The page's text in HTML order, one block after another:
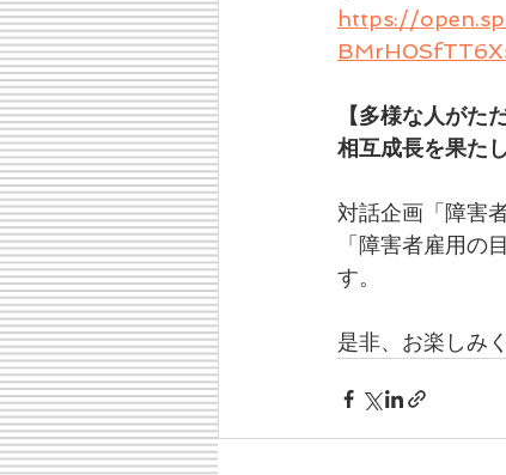
https://
【多様な人がた
相互成長を果た
対話企画「障害
「障害者雇用の
す。
是非、お楽しみ